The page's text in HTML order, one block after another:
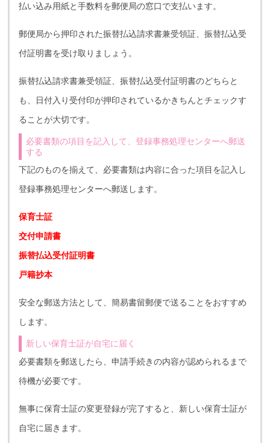
払い込み用紙と手数料を郵便局の窓口で支払います。
郵便局から押印された振替払込請求書兼受領証、振替払込受
付証明書を受け取りましょう。
振替払込請求書兼受領証、振替払込受付証明書のどちらと
も、日付入り受付印が押印されているかきちんとチェックす
ることが大切です。
必要書類の項目を記入して、登録事務処理センターへ郵送
する
下記のものを揃えて、必要書類は内容に合った項目を記入し
登録事務処理センターへ郵送します。
保育士証
交付申請書
振替払込受付証明書
戸籍抄本
安全な郵送方法として、簡易書留郵便で送ることをおすすめ
します。
新しい保育士証が自宅に届く
必要書類を郵送したら、申請手続きの内容が認められるまで
待機が必要です。
無事に保育士証の変更登録が完了すると、新しい保育士証が
自宅に届きます。